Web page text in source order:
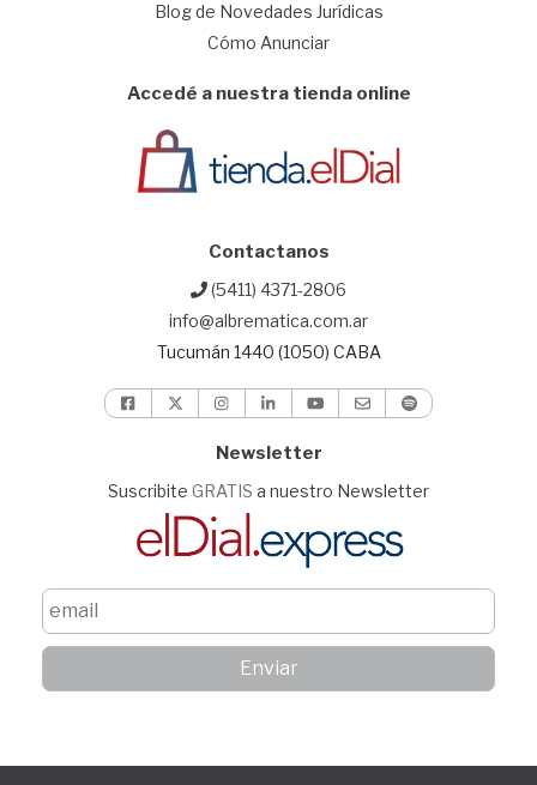
Blog de Novedades Jurídicas
Cómo Anunciar
Accedé a nuestra tienda online
Contactanos
(5411) 4371-2806
info@albrematica.com.ar
Tucumán 1440 (1050) CABA
Newsletter
Suscribite GRATIS a nuestro Newsletter